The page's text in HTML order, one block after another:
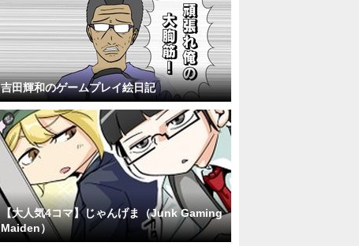
吉田輝和のゲームプレイ絵日記
【大人気4コマ】じゃんげま（Junk Gaming
Maiden）